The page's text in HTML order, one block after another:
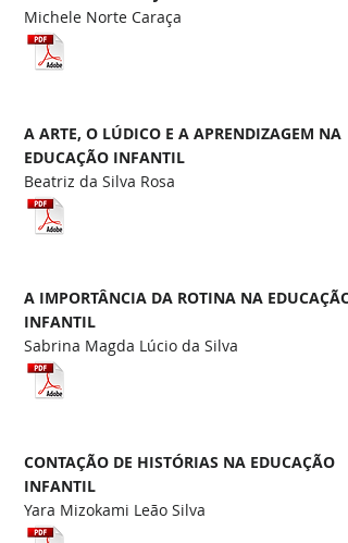
Michele Norte Caraça
Beatriz da Silva Rosa
A ARTE, O LÚDICO E A APRENDIZAGEM NA
EDUCAÇÃO INFANTIL
Sabrina Magda Lúcio da Silva
A IMPORTÂNCIA DA ROTINA NA EDUCAÇÃO
INFANTIL
Yara Mizokami Leão Silva
CONTAÇÃO DE HISTÓRIAS NA EDUCAÇÃO
INFANTIL